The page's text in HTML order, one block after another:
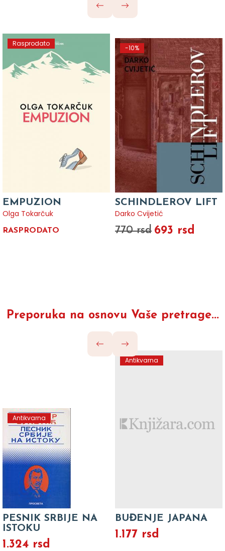
Rasprodato
EMPUZION
Olga Tokarčuk
RASPRODATO
-10%
SCHINDLEROV LIFT
Darko Cvijetić
770 rsd 693 rsd
Preporuka na osnovu Vaše pretrage...
Antikvarna
PESNIK SRBIJE NA
ISTOKU
1.324 rsd
Antikvarna
BUĐENJE JAPANA
1.177 rsd